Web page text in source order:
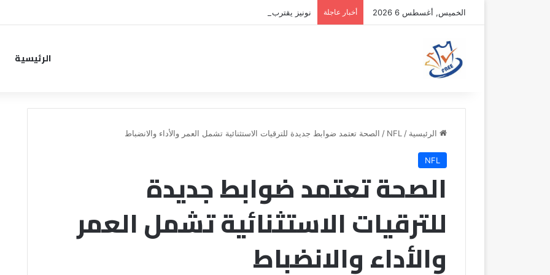
الخميس, أغسطس 6 2026 أخبار عاجلة نونيز يقترب من خطوة جديدة بموافقة الهلال
الرئيسية
الرئيسية /
NFL
/ الصحة تعتمد ضوابط جديدة للترقيات الاستثنائية تشمل العمر والأداء والانضباط
NFL
الصحة تعتمد ضوابط جديدة
للترقيات الاستثنائية تشمل العمر
والأداء والانضباط